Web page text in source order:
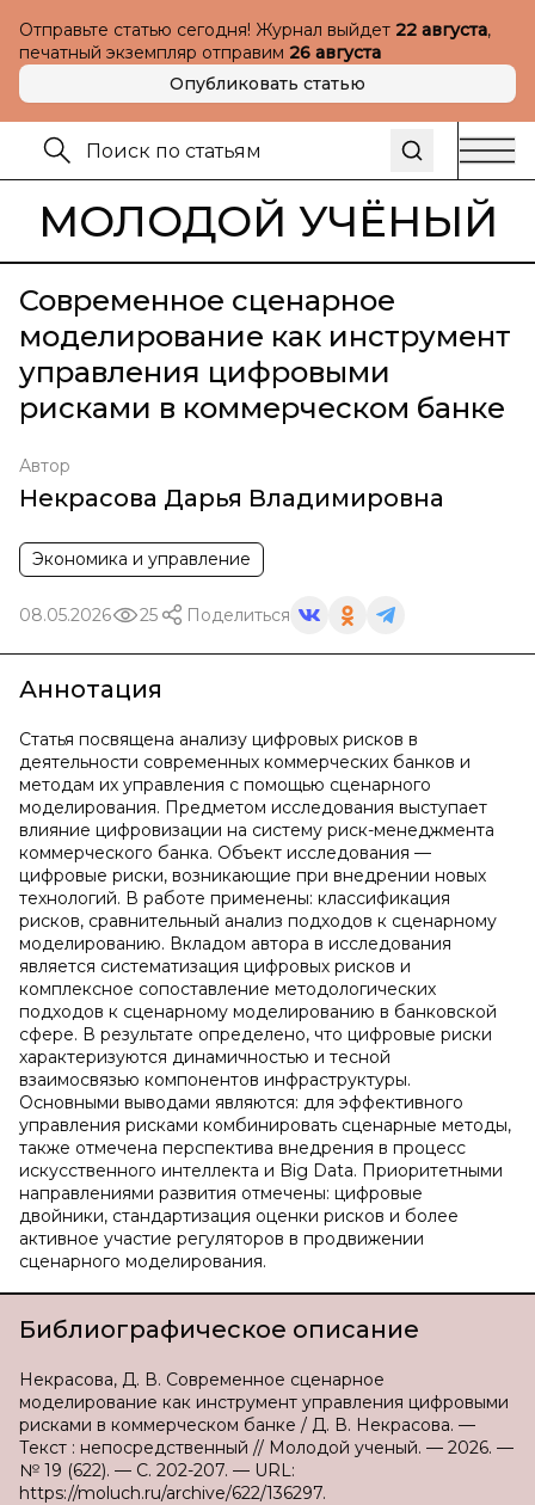
Отправьте статью сегодня! Журнал выйдет 22 августа,
печатный экземпляр отправим 26 августа
Опубликовать статью
МОЛОДОЙ УЧЁНЫЙ
Современное сценарное
моделирование как инструмент
управления цифровыми
рисками в коммерческом банке
Автор
Некрасова Дарья Владимировна
Экономика и управление
08.05.2026 25 Поделиться
Аннотация
Статья посвящена анализу цифровых рисков в
деятельности современных коммерческих банков и
методам их управления с помощью сценарного
моделирования. Предметом исследования выступает
влияние цифровизации на систему риск-менеджмента
коммерческого банка. Объект исследования —
цифровые риски, возникающие при внедрении новых
технологий. В работе применены: классификация
рисков, сравнительный анализ подходов к сценарному
моделированию. Вкладом автора в исследования
является систематизация цифровых рисков и
комплексное сопоставление методологических
подходов к сценарному моделированию в банковской
сфере. В результате определено, что цифровые риски
характеризуются динамичностью и тесной
взаимосвязью компонентов инфраструктуры.
Основными выводами являются: для эффективного
управления рисками комбинировать сценарные методы,
также отмечена перспектива внедрения в процесс
искусственного интеллекта и Big Data. Приоритетными
направлениями развития отмечены: цифровые
двойники, стандартизация оценки рисков и более
активное участие регуляторов в продвижении
сценарного моделирования.
Библиографическое описание
Некрасова, Д. В. Современное сценарное
моделирование как инструмент управления цифровыми
рисками в коммерческом банке / Д. В. Некрасова. —
Текст : непосредственный // Молодой ученый. — 2026. —
№ 19 (622). — С. 202-207. — URL:
https://moluch.ru/archive/622/136297.